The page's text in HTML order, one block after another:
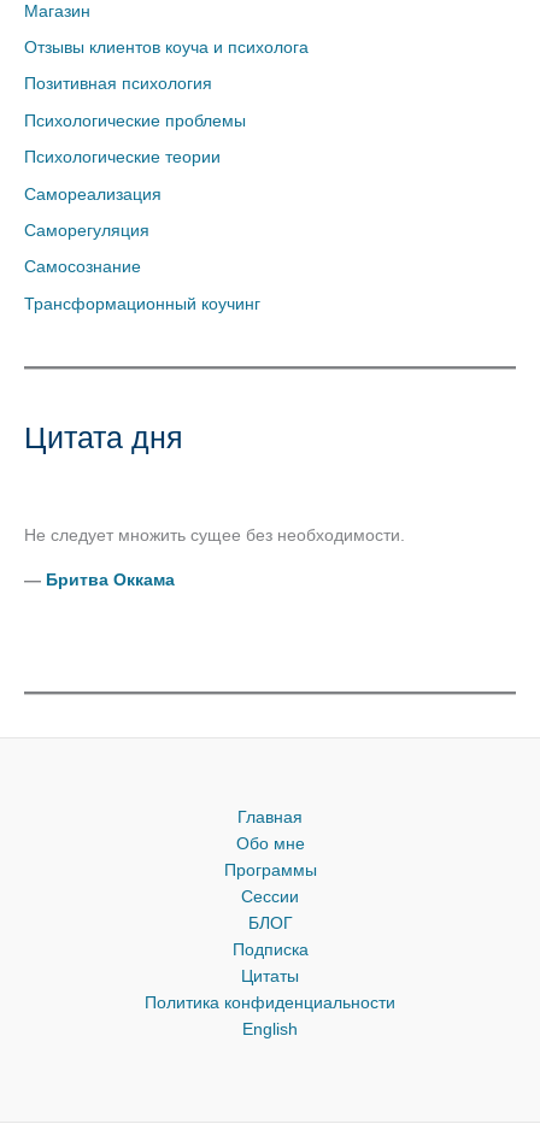
Магазин
Отзывы клиентов коуча и психолога
Позитивная психология
Психологические проблемы
Психологические теории
Самореализация
Саморегуляция
Самосознание
Трансформационный коучинг
Цитата дня
Не следует множить сущее без необходимости.
― Бритва Оккама
Главная
Обо мне
Программы
Сессии
БЛОГ
Подписка
Цитаты
Политика конфиденциальности
English